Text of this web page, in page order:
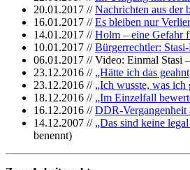
20.01.2017 //Nachrichten aus der
16.01.2017 //Es bleiben nur
14.01.2017 //Holm – eine Gefahr
10.01.2017 //Bürgerrechtler:
06.01.2017 // Video: Einmal Stasi
23.12.2016 // „Hätte ich das
23.12.2016 // „Ich wusste, was ich
18.12.2016 // „Im Einzelfall
16.12.2016 //DDR-Vergangenheit
14.12.2007 // „Das sind keine
benennt)